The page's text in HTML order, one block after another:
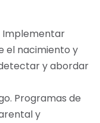
Implementar
el nacimiento y
y abordar
Programas de
y